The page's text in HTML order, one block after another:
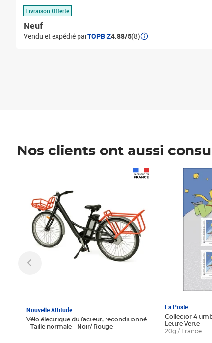
Livraison Offerte
Neuf
Vendu et expédié parTOPBIZ4.88/5(8)
Nos clients ont aussi
Nouvelle Attitude
Vélo électrique du facteur, reconditionné
- Taille normale - Noir/ Rouge
La Poste
Collector 4
Lettre Verte
20g / France
Prix 6,25€ HT